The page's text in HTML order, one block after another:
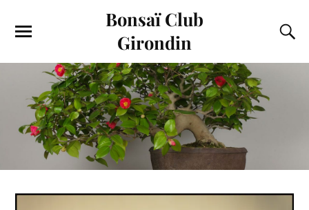
Bonsaï Club
Girondin